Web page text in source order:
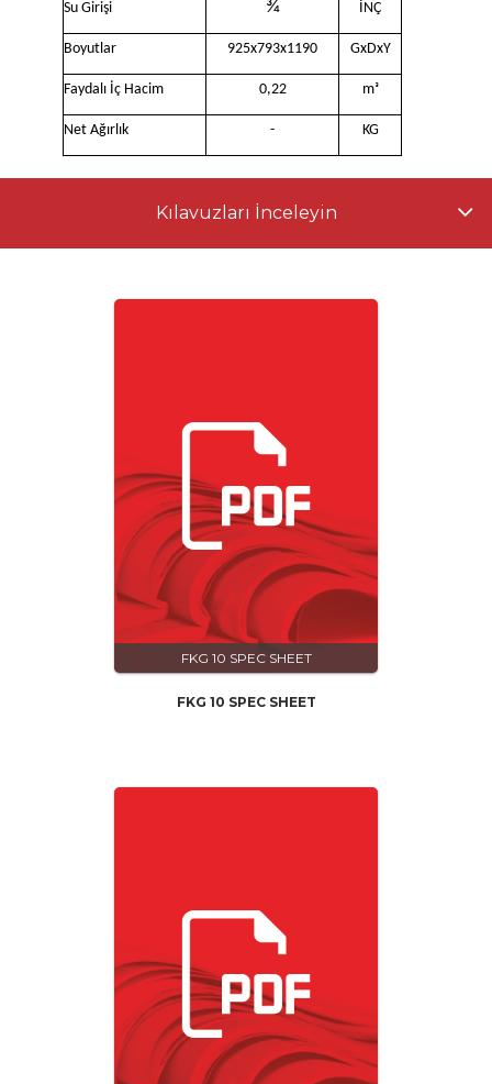
Su Girişi ¾ İNÇ
Boyutlar 925x793x1190 GxDxY
Faydalı İç Hacim 0,22 mᶟ
Net Ağırlık - KG
Kılavuzları İnceleyin
FKG 10 SPEC SHEET
FKG 10 SPEC SHEET